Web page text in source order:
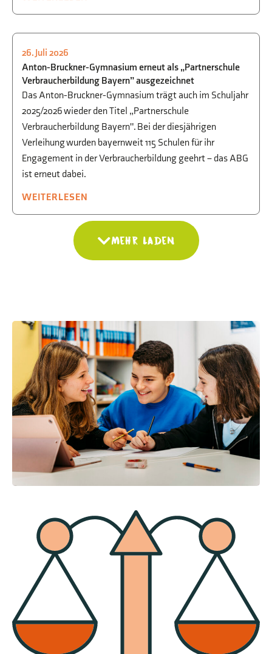
GESELLSCHAFTSWISSENSCHAFTEN
WIRTSCHAFT,WWG
26. Juli 2026
Anton-Bruckner-Gymnasium erneut als „Partnerschule
Verbraucherbildung Bayern” ausgezeichnet
Das Anton-Bruckner-Gymnasium trägt auch im Schuljahr
2025/2026 wieder den Titel „Partnerschule
Verbraucherbildung Bayern". Bei der diesjährigen
Verleihung wurden bayernweit 115 Schulen für ihr
Engagement in der Verbraucherbildung geehrt – das ABG
ist erneut dabei.
WEITERLESEN
Mehr laden